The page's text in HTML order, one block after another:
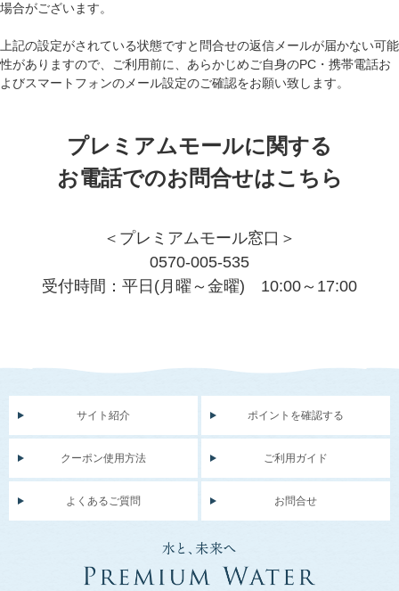
場合がございます。
上記の設定がされている状態ですと問合せの返信メールが届かない可能
性がありますので、ご利用前に、あらかじめご自身のPC・携帯電話お
よびスマートフォンのメール設定のご確認をお願い致します。
プレミアムモールに関する
お電話でのお問合せはこちら
＜プレミアムモール窓口＞
0570-005-535
受付時間：平日(月曜～金曜) 10:00～17:00
サイト紹介 ポイントを確認する
クーポン使用方法 ご利用ガイド
よくあるご質問 お問合せ